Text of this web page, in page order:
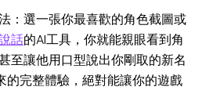
：選一張你最喜歡的角色截圖或
話的AI工具，你就能親眼看到角
至讓他用口型說出你剛取的新名
的完整體驗，絕對能讓你的遊戲